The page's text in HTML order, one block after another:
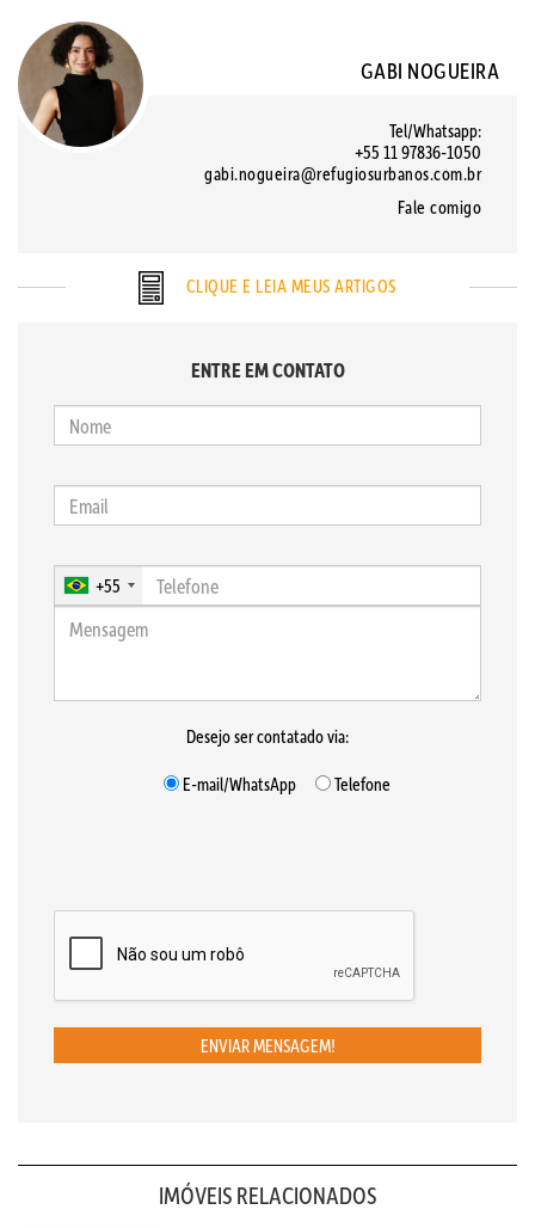
GABI NOGUEIRA
Tel/Whatsapp:
+55 11 97836-1050
gabi.nogueira@refugiosurbanos.com.br
Fale comigo
CLIQUE E LEIA MEUS ARTIGOS
ENTRE EM CONTATO
+55
Desejo ser contatado via:
E-mail/WhatsApp
Telefone
ENVIAR MENSAGEM!
IMÓVEIS RELACIONADOS